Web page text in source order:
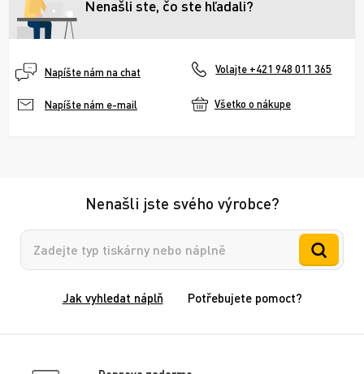
Nenašli ste, čo ste hľadali?
Napíšte nám na chat Volajte +421 948 011 365
Napíšte nám e-mail Všetko o nákupe
Nenašli jste svého výrobce?
Vyhledávání
Jak vyhledat náplň Potřebujete pomoct?